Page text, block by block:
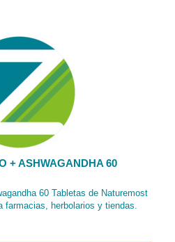
+ ASHWAGANDHA 60
60 Tabletas de Naturemost
farmacias, herbolarios y tiendas.